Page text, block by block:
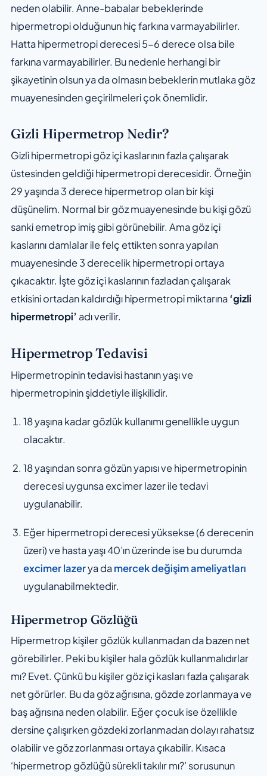
neden olabilir. Anne-babalar bebeklerinde
hipermetropi olduğunun hiç farkına varmayabilirler.
Hatta hipermetropi derecesi 5-6 derece olsa bile
farkına varmayabilirler. Bu nedenle herhangi bir
şikayetinin olsun ya da olmasın bebeklerin mutlaka göz
muayenesinden geçirilmeleri çok önemlidir.
Gizli Hipermetrop Nedir?
Gizli hipermetropi göz içi kaslarının fazla çalışarak
üstesinden geldiği hipermetropi derecesidir. Örneğin
29 yaşında 3 derece hipermetrop olan bir kişi
düşünelim. Normal bir göz muayenesinde bu kişi gözü
sanki emetrop imiş gibi görünebilir. Ama göz içi
kaslarını damlalar ile felç ettikten sonra yapılan
muayenesinde 3 derecelik hipermetropi ortaya
çıkacaktır. İşte göz içi kaslarının fazladan çalışarak
etkisini ortadan kaldırdığı hipermetropi miktarına‘gizli
hipermetropi’ adı verilir.
Hipermetrop Tedavisi
Hipermetropinin tedavisi hastanın yaşı ve
hipermetropinin şiddetiyle ilişkilidir.
18 yaşına kadar gözlük kullanımı genellikle uygun
olacaktır.
18 yaşından sonra gözün yapısı ve hipermetropinin
derecesi uygunsa excimer lazer ile tedavi
uygulanabilir.
Eğer hipermetropi derecesi yüksekse (6 derecenin
üzeri) ve hasta yaşı 40’ın üzerinde ise bu durumda
excimer lazerya damercek değişim ameliyatları
uygulanabilmektedir.
Hipermetrop Gözlüğü
Hipermetrop kişiler gözlük kullanmadan da bazen net
görebilirler. Peki bu kişiler hala gözlük kullanmalıdırlar
mı? Evet. Çünkü bu kişiler göz içi kasları fazla çalışarak
net görürler. Bu da göz ağrısına, gözde zorlanmaya ve
baş ağrısına neden olabilir. Eğer çocuk ise özellikle
dersine çalışırken gözdeki zorlanmadan dolayı rahatsız
olabilir ve göz zorlanması ortaya çıkabilir. Kısaca
‘hipermetrop gözlüğü sürekli takılır mı?’ sorusunun